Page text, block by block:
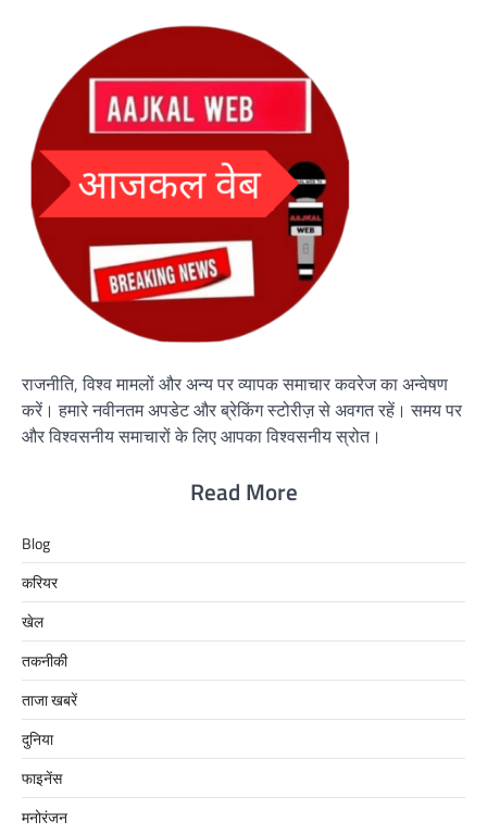
राजनीति, विश्व मामलों और अन्य पर व्यापक समाचार कवरेज का अन्वेषण
करें। हमारे नवीनतम अपडेट और ब्रेकिंग स्टोरीज़ से अवगत रहें। समय पर
और विश्वसनीय समाचारों के लिए आपका विश्वसनीय स्रोत।
Read More
Blog
करियर
खेल
तकनीकी
ताजा खबरें
दुनिया
फाइनेंस
मनोरंजन